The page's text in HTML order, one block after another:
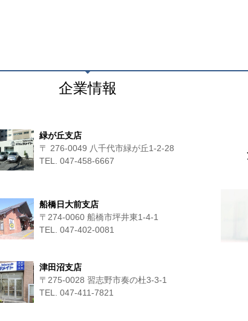
企業情報
緑が丘支店
〒 276-0049 八千代市緑が丘1-2-28
TEL. 047-458-6667
船橋日大前支店
〒274-0060 船橋市坪井東1-4-1
TEL. 047-402-0081
津田沼支店
〒275-0028 習志野市奏の杜3-3-1
TEL. 047-411‐7821